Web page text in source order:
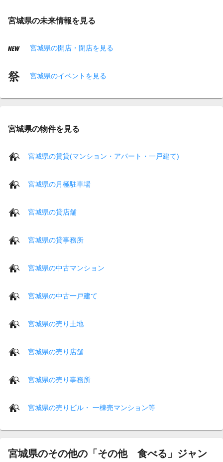
宮城県の未来情報を見る
宮城県の開店・閉店を見る
宮城県のイベントを見る
宮城県の物件を見る
宮城県の賃貸(マンション・アパート・一戸建て)
宮城県の月極駐車場
宮城県の貸店舗
宮城県の貸事務所
宮城県の中古マンション
宮城県の中古一戸建て
宮城県の売り土地
宮城県の売り店舗
宮城県の売り事務所
宮城県の売りビル・ 一棟売マンション等
宮城県のその他の「その他 食べる」ジャン